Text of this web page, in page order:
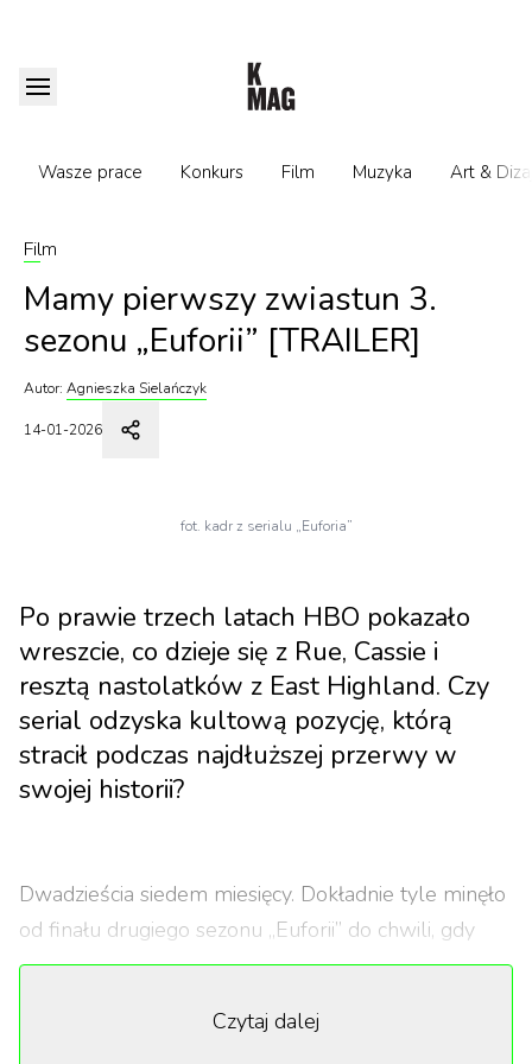
Wasze prace Konkurs Film Muzyka Art &
Film
Mamy pierwszy zwiastun 3.
sezonu „Euforii” [TRAILER]
Autor: Agnieszka Sielańczyk
14-01-2026
fot. kadr z serialu „Euforia”
Po prawie trzech latach HBO pokazało
wreszcie, co dzieje się z Rue, Cassie i
resztą nastolatków z East Highland. Czy
serial odzyska kultową pozycję, którą
stracił podczas najdłuższej przerwy w
swojej historii?
Dwadzieścia siedem miesięcy. Dokładnie tyle minęło
od finału drugiego sezonu „Euforii” do chwili, gdy
HBO wypuściło zwiastun trzeciej odsłony. W
częściach „Diuny” i dostać kolejne Emmy, Sydney
Czytaj dalej